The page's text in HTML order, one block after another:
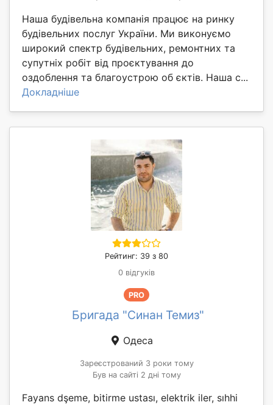
Наша будівельна компанія працює на ринку
будівельних послуг України. Ми виконуємо
широкий спектр будівельних, ремонтних та
супутніх робіт від проєктування до
оздоблення та благоустрою об єктів. Наша с...
Докладніше
Рейтинг: 39 з 80
0 відгуків
PRO
Бригада "Синан Темиз"
Одеса
Зареєстрований 3 роки тому
Був на сайті 2 дні тому
Fayans dşeme, bitirme ustası, elektrik iler, sıhhi